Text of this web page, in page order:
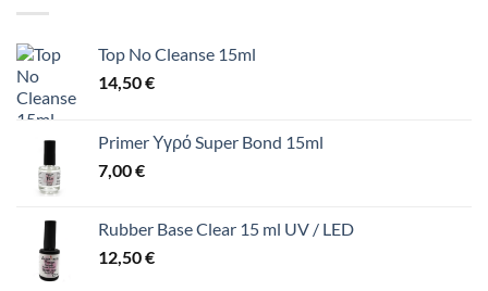
Top No Cleanse 15ml
14,50€
Primer Υγρό Super Bond 15ml
7,00€
Rubber Base Clear 15 ml UV / LED
12,50€